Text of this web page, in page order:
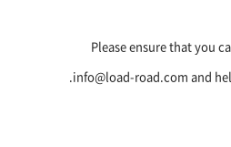
(*2) Please ensure that
info@load-road.com and